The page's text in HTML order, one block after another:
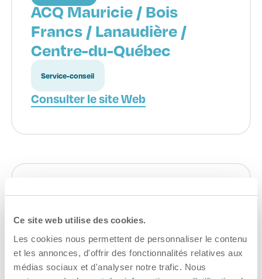
Ce site web utilise des cookies.
Les cookies nous permettent de personnaliser le contenu
et les annonces, d'offrir des fonctionnalités relatives aux
médias sociaux et d'analyser notre trafic. Nous
ACQ Mauricie / Bois
Francs / Lanaudière /
Centre-du-Québec
Service-conseil
Consulter le site Web
Investissement Québec
Consulter le site Web